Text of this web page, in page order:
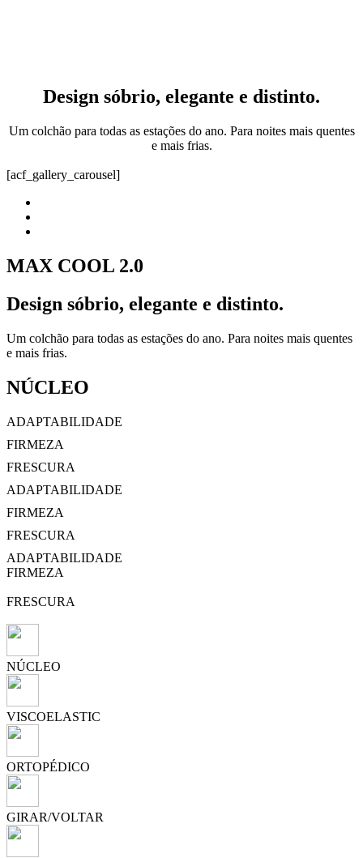
Design sóbrio, elegante e distinto.
Um colchão para todas as estações do ano. Para noites mais quentes
e mais frias.
[acf_gallery_carousel]
MAX COOL 2.0
Design sóbrio, elegante e distinto.
Um colchão para todas as estações do ano. Para noites mais quentes
e mais frias.
NÚCLEO
ADAPTABILIDADE
FIRMEZA
FRESCURA
ADAPTABILIDADE
FIRMEZA
FRESCURA
ADAPTABILIDADE
FIRMEZA
FRESCURA
NÚCLEO
VISCOELASTIC
ORTOPÉDICO
GIRAR/VOLTAR